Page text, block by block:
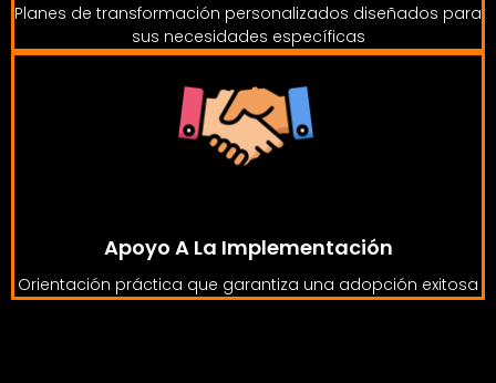
Planes de transformación personalizados diseñados para
sus necesidades específicas
Apoyo A La Implementación
Orientación práctica que garantiza una adopción exitosa